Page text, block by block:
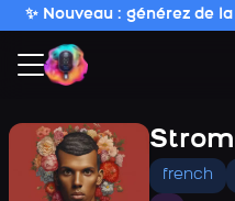
✨ Nouveau : générez de
french